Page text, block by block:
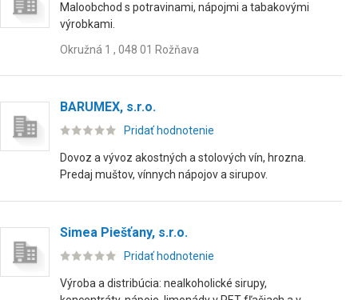
Maloobchod s potravinami, nápojmi a tabakovými
výrobkami.
Okružná 1 , 048 01 Rožňava
BARUMEX, s.r.o.
Pridať hodnotenie
Dovoz a vývoz akostných a stolových vín, hrozna.
Predaj muštov, vínnych nápojov a sirupov.
Simea Piešťany, s.r.o.
Pridať hodnotenie
Výroba a distribúcia: nealkoholické sirupy,